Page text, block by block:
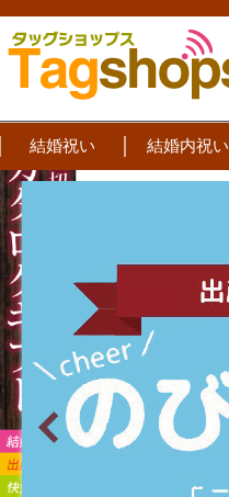
結婚祝い 結婚内祝い